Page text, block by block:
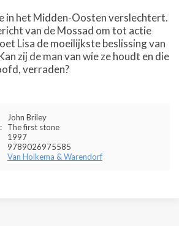
in het Midden-Oosten verslechtert.
van de Mossad om tot actie
Lisa de moeilijkste beslissing van
zij de man van wie ze houdt en die
verraden?
John Briley
The first stone
1997
9789026975585
Van Holkema & Warendorf